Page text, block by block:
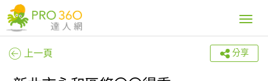
Toggle
上一頁 分享